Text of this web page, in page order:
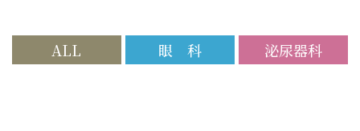
ALL 眼 科 泌尿器科